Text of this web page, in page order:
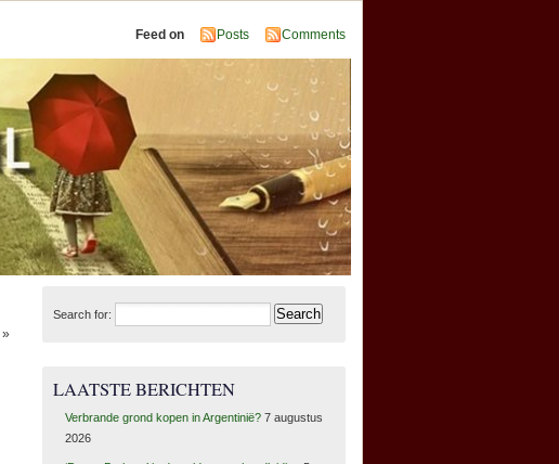
Feed on Posts Comments
»
Search for:
LAATSTE BERICHTEN
Verbrande grond kopen in Argentinië? 7 augustus
2026